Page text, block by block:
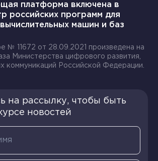
платформа включена в
российских программ для
машин и баз
№ 11672 от 28.09.2021 произведена на
Министерства цифрового развития,
коммуникаций Российской Федерации.
на рассылку, чтобы быть
новостей